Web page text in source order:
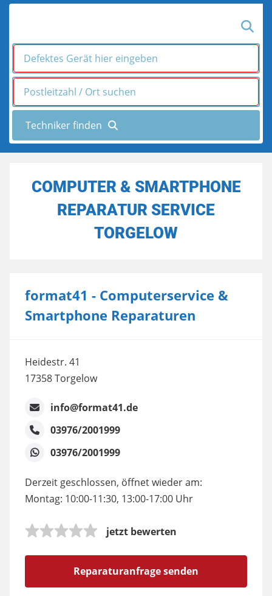
COMPUTER & SMARTPHONE
REPARATUR SERVICE
TORGELOW
format41 - Computerservice &
Smartphone Reparaturen
Heidestr. 41
17358 Torgelow
info@format41.de
03976/2001999
03976/2001999
Derzeit geschlossen, öffnet wieder am:
Montag: 10:00-11:30, 13:00-17:00 Uhr
jetzt bewerten
Reparaturanfrage senden